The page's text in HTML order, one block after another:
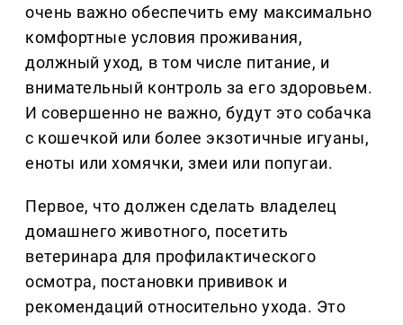
очень важно обеспечить ему максимально
комфортные условия проживания,
должный уход, в том числе питание, и
внимательный контроль за его здоровьем.
И совершенно не важно, будут это собачка
с кошечкой или более экзотичные игуаны,
еноты или хомячки, змеи или попугаи.
Первое, что должен сделать владелец
домашнего животного, посетить
ветеринара для профилактического
осмотра, постановки прививок и
рекомендаций относительно ухода. Это